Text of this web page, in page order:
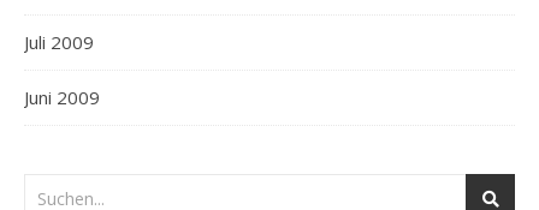
Juli 2009
Juni 2009